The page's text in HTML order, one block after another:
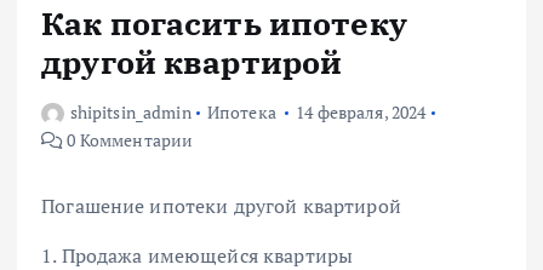
Как погасить ипотеку
другой квартирой
shipitsin_admin Ипотека
14 февраля, 2024
0 Комментарии
Погашение ипотеки другой квартирой
1. Продажа имеющейся квартиры